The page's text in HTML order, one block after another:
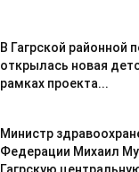
В Гагрской районной
открылась новая
рамках проекта...
Министр
Федерации Михаил